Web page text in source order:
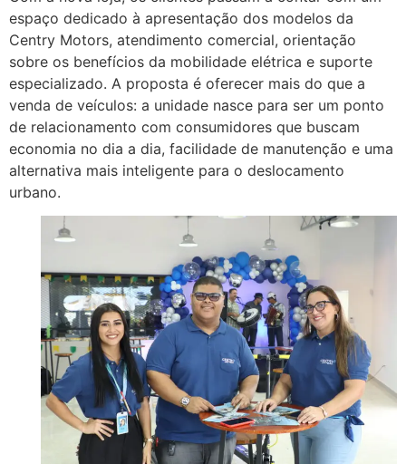
espaço dedicado à apresentação dos modelos da
Centry Motors, atendimento comercial, orientação
sobre os benefícios da mobilidade elétrica e suporte
especializado. A proposta é oferecer mais do que a
venda de veículos: a unidade nasce para ser um ponto
de relacionamento com consumidores que buscam
economia no dia a dia, facilidade de manutenção e uma
alternativa mais inteligente para o deslocamento
urbano.